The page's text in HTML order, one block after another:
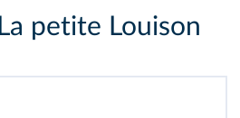
La petite Louison